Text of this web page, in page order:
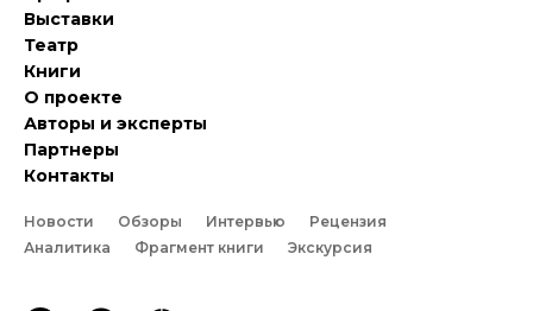
Выставки
Театр
Книги
О проекте
Авторы и эксперты
Партнеры
Контакты
Новости Обзоры Интервью
Рецензия
Аналитика
Фрагмент книги Экскурсия